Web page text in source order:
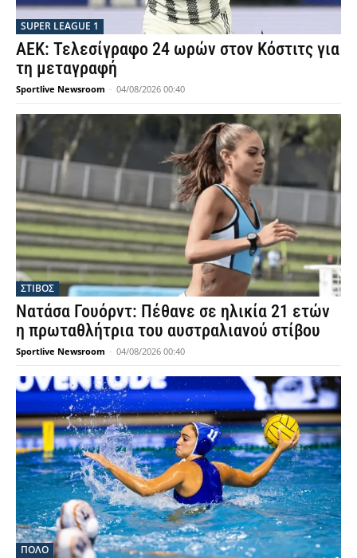
SUPER LEAGUE 1
ΑΕΚ: Τελεσίγραφο 24 ωρών στον Κόστιτς για
τη μεταγραφή
Sportlive Newsroom - 04/08/2026 00:40
ΣΤΙΒΟΣ
Νατάσα Γουόρντ: Πέθανε σε ηλικία 21 ετών
η πρωταθλήτρια του αυστραλιανού στίβου
Sportlive Newsroom - 04/08/2026 00:40
ΠΟΛΟ